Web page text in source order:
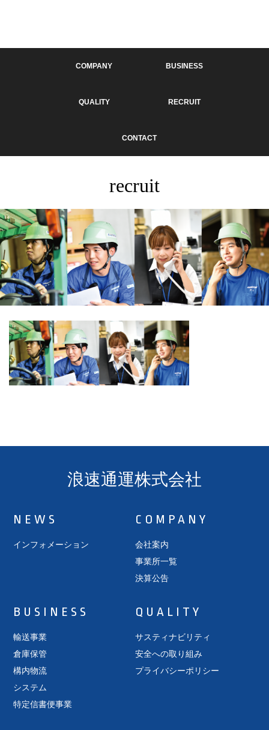
COMPANY BUSINESS
QUALITY RECRUIT
CONTACT
recruit
浪速通運株式会社
NEWS
インフォメーション
COMPANY
会社案内
事業所一覧
決算公告
BUSINESS
輸送事業
倉庫保管
構内物流
システム
特定信書便事業
QUALITY
サスティナビリティ
安全への取り組み
プライバシーポリシー